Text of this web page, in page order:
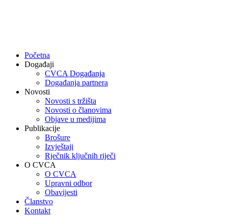
Početna
Događaji
CVCA Događanja
Događanja partnera
Novosti
Novosti s tržišta
Novosti o članovima
Objave u medijima
Publikacije
Brošure
Izvještaji
Rječnik ključnih riječi
O CVCA
O CVCA
Upravni odbor
Obavijesti
Članstvo
Kontakt